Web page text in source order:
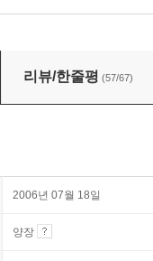
리뷰/한줄평 (57/67)
2006년 07월 18일
양장